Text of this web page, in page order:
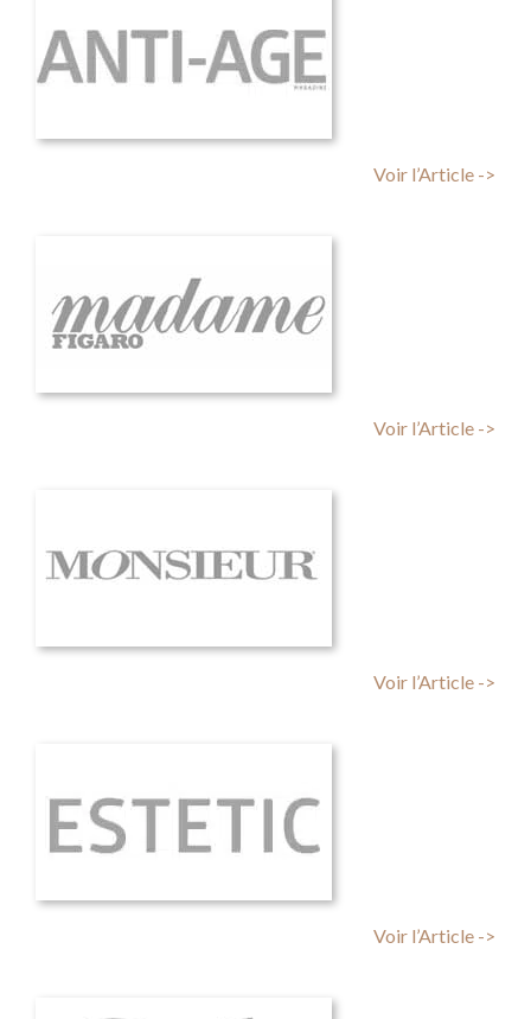
Voir l’Article ->
Voir l’Article ->
Voir l’Article ->
Voir l’Article ->